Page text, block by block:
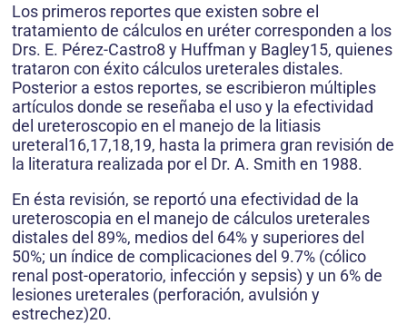
Los primeros reportes que existen sobre el
tratamiento de cálculos en uréter corresponden a los
Drs. E. Pérez-Castro8 y Huffman y Bagley15, quienes
trataron con éxito cálculos ureterales distales.
Posterior a estos reportes, se escribieron múltiples
artículos donde se reseñaba el uso y la efectividad
del ureteroscopio en el manejo de la litiasis
ureteral16,17,18,19, hasta la primera gran revisión de
la literatura realizada por el Dr. A. Smith en 1988.
En ésta revisión, se reportó una efectividad de la
ureteroscopia en el manejo de cálculos ureterales
distales del 89%, medios del 64% y superiores del
50%; un índice de complicaciones del 9.7% (cólico
renal post-operatorio, infección y sepsis) y un 6% de
lesiones ureterales (perforación, avulsión y
estrechez)20.